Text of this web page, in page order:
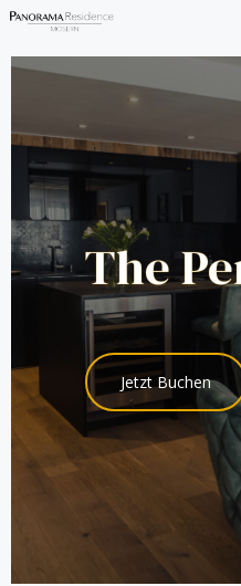
Inhalt
The
Jetzt Buchen